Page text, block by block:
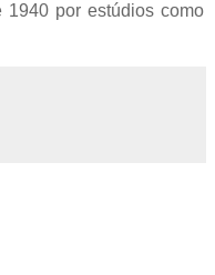
1940 por estúdios como